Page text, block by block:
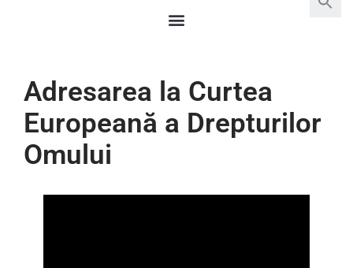
Adresarea la Curtea
Europeană a Drepturilor
Omului